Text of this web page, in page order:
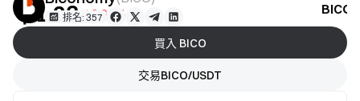
排名: 357 BICO
＄1.23-12.69%
買入 BICO
交易BICO/USDT